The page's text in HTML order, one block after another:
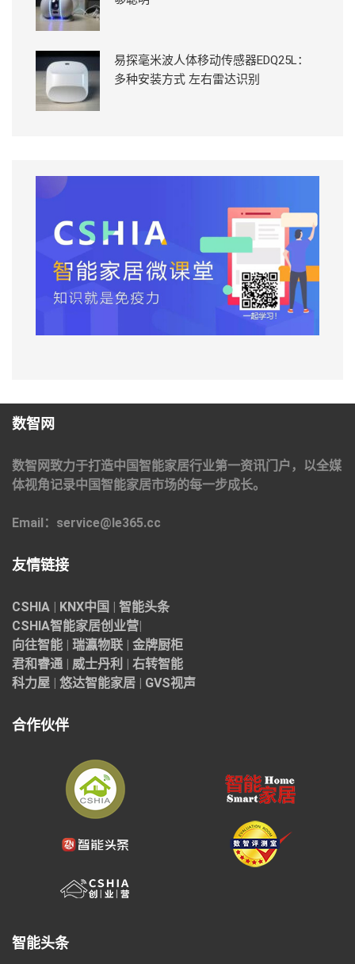
易探毫米波人体移动传感器EDQ25L：
多种安装方式 左右雷达识别
数智网
数智网致力于打造中国智能家居行业第一资讯门户，以全媒
体视角记录中国智能家居市场的每一步成长。
Email：service@le365.cc
友情链接
CSHIA KNX中国
智能头条
CSHIA智能家居创业营
向往智能
瑞瀛物联
金牌厨柜
君和睿通
威士丹利
右转智能
科力屋
悠达智能家居 GVS视声
合作伙伴
智能头条